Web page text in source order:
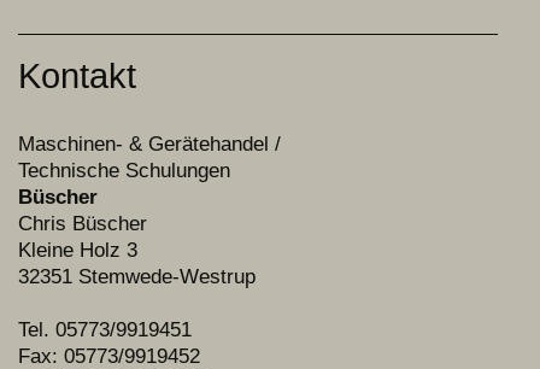
Kontakt
Maschinen- & Gerätehandel /
Technische Schulungen
Büscher
Chris Büscher
Kleine Holz 3
32351 Stemwede-Westrup
Tel. 05773/9919451
Fax: 05773/9919452